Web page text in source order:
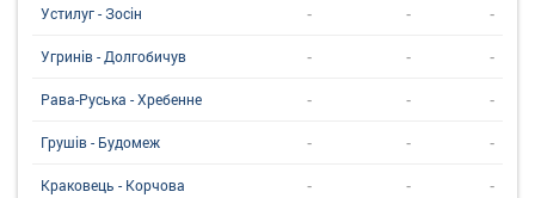
Устилуг - Зосін - - -
Угринiв - Долгобичув - - -
Рава-Руська - Хребенне - - -
Грушів - Будомеж - - -
Краковець - Корчова - - -